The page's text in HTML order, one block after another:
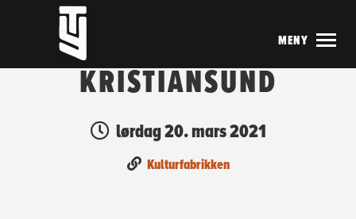
MENY
KRISTIANSUND
lørdag 20. mars 2021
Kulturfabrikken